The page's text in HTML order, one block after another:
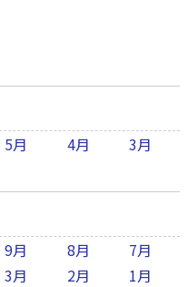
5月 4月
3月
9月 8月
7月
3月 2月 1月